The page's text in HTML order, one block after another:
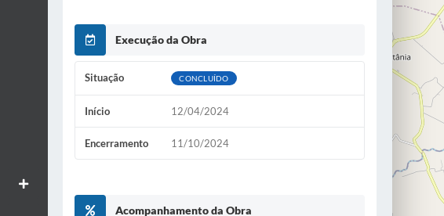
Aumentar textos
Execução da Obra
Situação CONCLUÍDO
Início 12/04/2024
Encerramento 11/10/2024
Acompanhamento da Obra